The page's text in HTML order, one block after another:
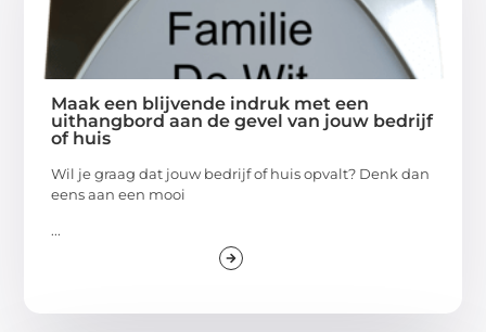
Maak een blijvende indruk met een
uithangbord aan de gevel van jouw bedrijf
of huis
Wil je graag dat jouw bedrijf of huis opvalt? Denk dan
eens aan een mooi
...